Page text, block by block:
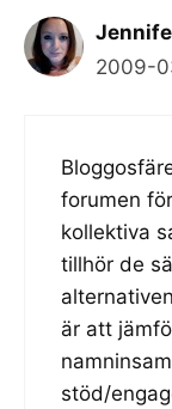
2009-
forumen
kollektiva
tillhör de
är att
stöd/